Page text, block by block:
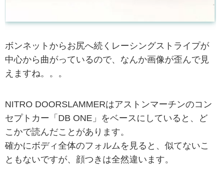
ボンネットからお尻へ続くレーシングストライプが
中心から曲がっているので、なんか画像が歪んで見
えますね。。。
NITRO DOORSLAMMERはアストンマーチンのコン
セプトカー「DB ONE」をベースにしていると、ど
こかで読んだことがあります。
確かにボディ全体のフォルムを見ると、似てないこ
ともないですが、顔つきは全然違います。